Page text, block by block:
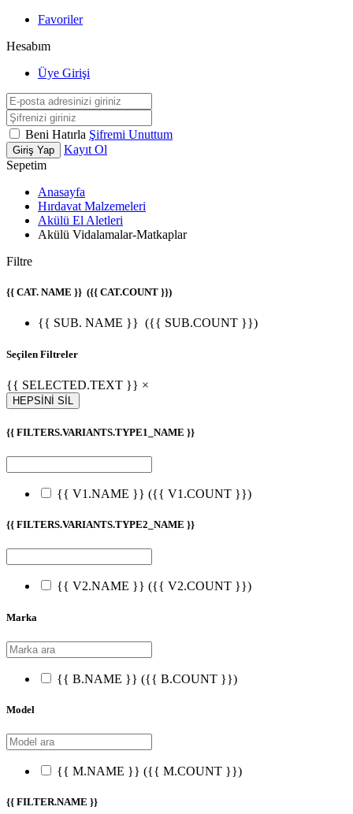
Favoriler
Hesabım
Üye Girişi
Beni Hatırla Şifremi Unuttum
Giriş Yap
Kayıt Ol
Sepetim
Anasayfa
Hırdavat Malzemeleri
Akülü El Aletleri
Akülü Vidalamalar-Matkaplar
Filtre
{{ CAT. NAME }} ({{ CAT.COUNT }})
{{ SUB. NAME }} ({{ SUB.COUNT }})
Seçilen Filtreler
{{ SELECTED.TEXT }} ×
HEPSİNİ SİL
{{ FILTERS.VARIANTS.TYPE1_NAME }}
{{ V1.NAME }} ({{ V1.COUNT }})
{{ FILTERS.VARIANTS.TYPE2_NAME }}
{{ V2.NAME }} ({{ V2.COUNT }})
Marka
{{ B.NAME }} ({{ B.COUNT }})
Model
{{ M.NAME }} ({{ M.COUNT }})
{{ FILTER.NAME }}